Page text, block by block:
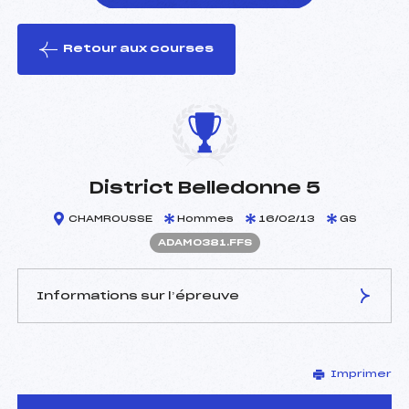
le ski
Retour aux courses
District Belledonne 5
CHAMROUSSE Hommes 16/02/13 GS
ADAM0381.FFS
Informations sur l’épreuve
CORNEC FREDERIC (DA)
Arbitre :
ALLIBE CEDRIC (DA)
Imprimer